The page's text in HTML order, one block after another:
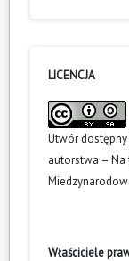
LICENCJA
Utwór
autorstwa – Na
Właściciele